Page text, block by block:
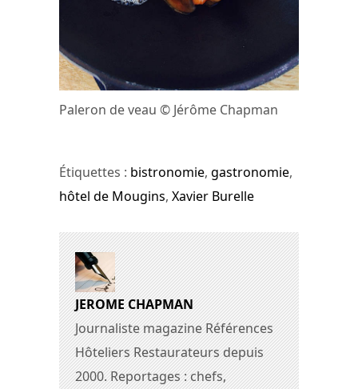
Paleron de veau © Jérôme Chapman
Étiquettes : bistronomie, gastronomie,
hôtel de Mougins, Xavier Burelle
JEROME CHAPMAN
Journaliste magazine Références
Hôteliers Restaurateurs depuis
2000. Reportages : chefs,